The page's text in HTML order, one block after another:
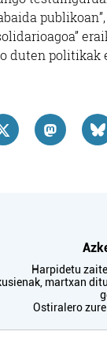
duten politikak
Harpidetu
martxan
Ostiralero